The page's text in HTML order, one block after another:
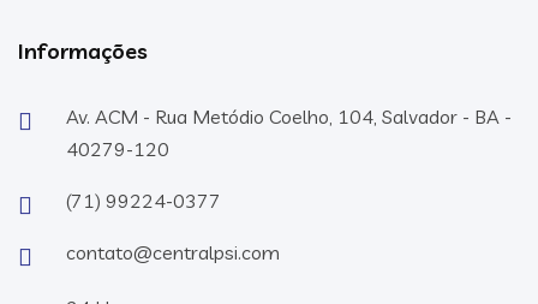
Informações
Av. ACM - Rua Metódio Coelho, 104, Salvador - BA -
40279-120
(71) 99224-0377
contato@centralpsi.com